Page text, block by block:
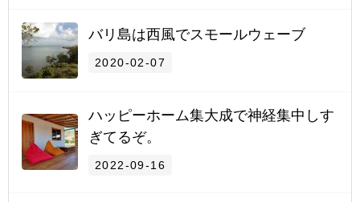
バリ島は西風でスモールウェーブ
2020-02-07
ハッピーホーム集大成で神経集中しす
ぎてるぞ。
2022-09-16